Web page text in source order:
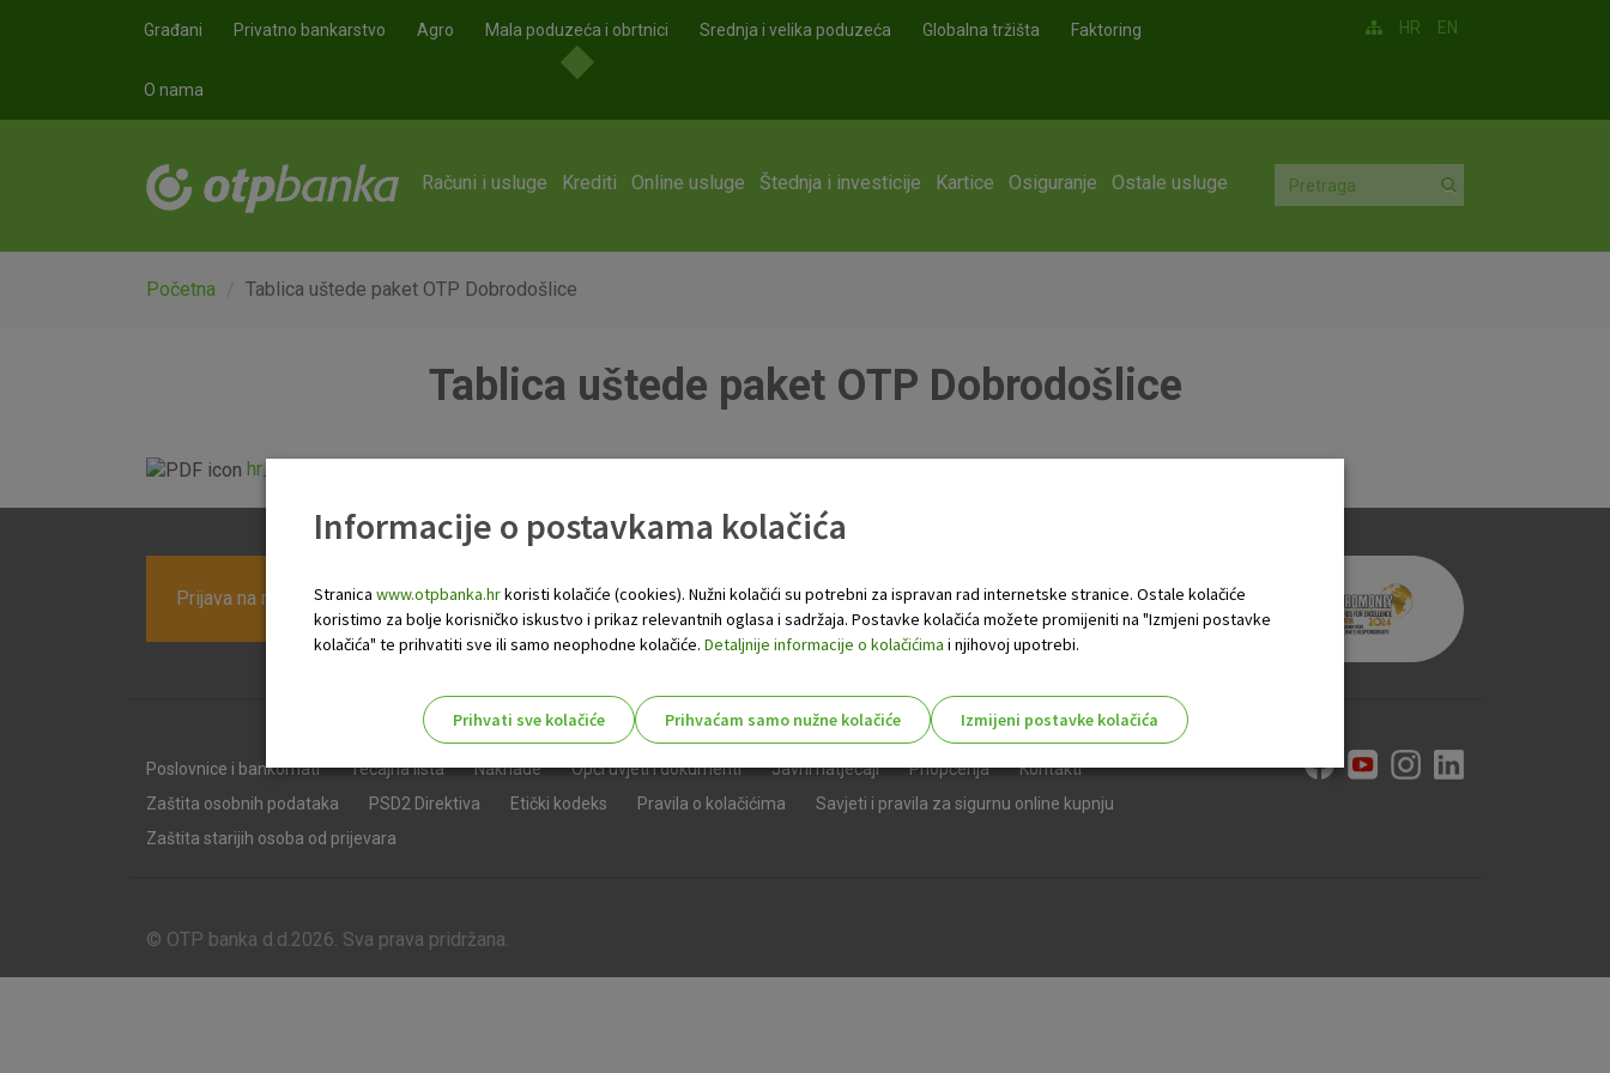
Građani Privatno bankarstvo Agro Mala poduzeća i obrtnici Srednja i velika poduzeća Globalna tržišta Faktoring
O nama
HR EN
Računi i usluge Krediti Online usluge Štednja i investicije Kartice Osiguranje Ostale usluge
Početna Tablica uštede paket OTP Dobrodošlice
Tablica uštede paket OTP Dobrodošlice
hr_14102015_usporedba_redovnih_cijena_proizvoda_otp_banke_i_cijena_u_paketu_otp_dobrodoslice.pdf
Prijava na newsletter OTP banke
Poslovnice i bankomati Tečajna lista Naknade Opći uvjeti i dokumenti Javni natječaji Priopćenja
Kontakti
Zaštita osobnih podataka
PSD2 Direktiva Etički kodeks Pravila o kolačićima
Savjeti i pravila za sigurnu online kupnju
Zaštita starijih osoba od prijevara
© OTP banka d.d.2026. Sva prava pridržana.
Informacije o postavkama kolačića
Stranica www.otpbanka.hrkoristi kolačiće (cookies). Nužni kolačići su potrebni za ispravan rad internetske stranice. Ostale kolačiće
koristimo za bolje korisničko iskustvo i prikaz relevantnih oglasa i sadržaja. Postavke kolačića možete promijeniti na "Izmjeni postavke
kolačića" te prihvatiti sve ili samo neophodne kolačiće. Detaljnije informacije o kolačićima i njihovoj upotrebi.
Prihvati sve kolačiće Prihvaćam samo nužne kolačiće
Izmijeni postavke kolačića